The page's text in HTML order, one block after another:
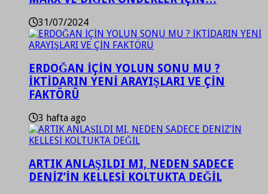
31/07/2024
ERDOĞAN İÇİN YOLUN SONU MU ?
İKTİDARIN YENİ ARAYIŞLARI VE ÇİN
FAKTÖRÜ
3 hafta ago
ARTIK ANLAŞILDI MI, NEDEN SADECE
DENİZ’İN KELLESİ KOLTUKTA DEĞİL